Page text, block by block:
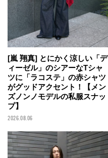
[嵐 翔真] とにかく涼しい「デ
ィーゼル」のシアーなTシャ
ツに「ラコステ」の赤シャツ
がグッドアクセント！【メン
ズノンノモデルの私服スナッ
プ】
2026.08.06